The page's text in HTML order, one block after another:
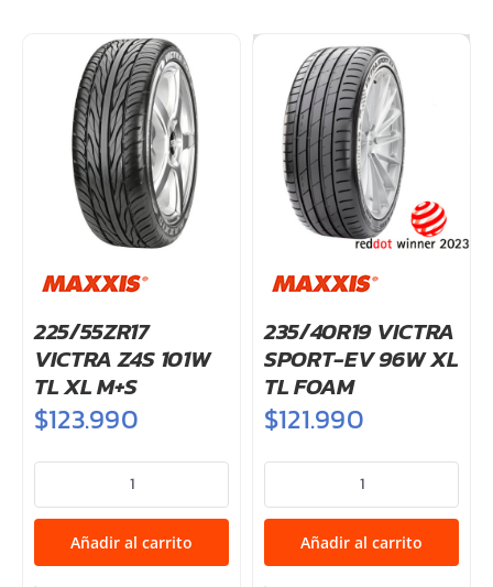
225/55ZR17
VICTRA Z4S 101W
TL XL M+S
$123.990
VICTRA
Z4S
101W
TL
Añadir al carrito
235/40R19 VICTRA
SPORT-EV 96W XL
TL FOAM
$121.990
VICTRA
SPORT-
96W
Añadir al carrito